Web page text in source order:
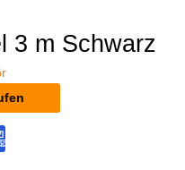
3 m Schwarz